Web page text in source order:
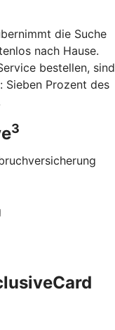
die Suche
nach Hause.
bestellen, sind
Sieben Prozent des
3